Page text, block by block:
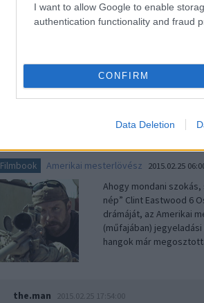
I want to allow Google to enable
authentication functionality and fraud
CONFIRM
Data Deletion
legjobban lefordítani
alpesi sízés hajnalán
közlekedési eszköz
Filmbook Amerikai mesterlövész 2015.02.25
Ahogy mondani
nép” Clint Eastwood 6
drámáját, az Amerikai
(műfajában)
hangok már
the.man 2015.02.25 17:54:00